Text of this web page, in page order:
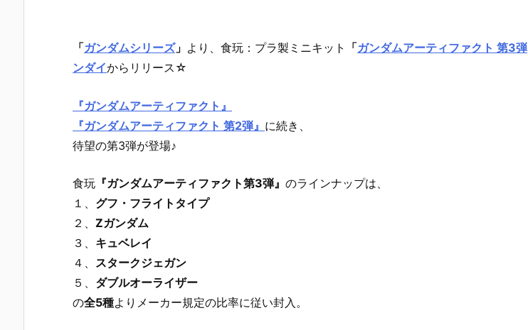
「ガンダムシリーズ」 より、食玩：プラ製ミニキット 「ガンダムアーティファクト 第3弾
ンダイからリリース☆
『ガンダムアーティファクト』
『ガンダムアーティファクト 第2弾』 に続き、
待望の第3弾が登場♪
食玩 『ガンダムアーティファクト第3弾』 のラインナップは、
１、 グフ・フライトタイプ
２、 Zガンダム
３、 キュベレイ
４、 スタークジェガン
５、 ダブルオーライザー
の全5種よりメーカー規定の比率に従い封入。